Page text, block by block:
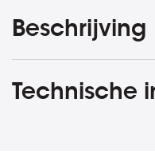
Beschrijving
Technische